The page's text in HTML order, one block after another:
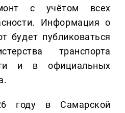
с учётом всех
Информация о
будет публиковаться
транспорта
и в официальных
году в Самарской